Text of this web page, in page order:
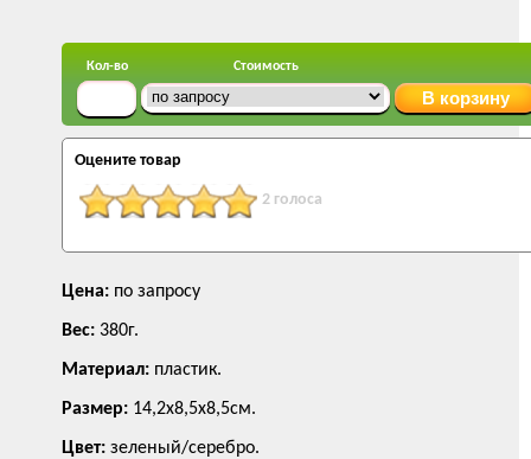
Кол-во Стоимость
Оцените товар
2 голоса
Цена: по запросу
Вес: 380г.
Материал: пластик.
Размер: 14,2х8,5х8,5см.
Цвет: зеленый/серебро.